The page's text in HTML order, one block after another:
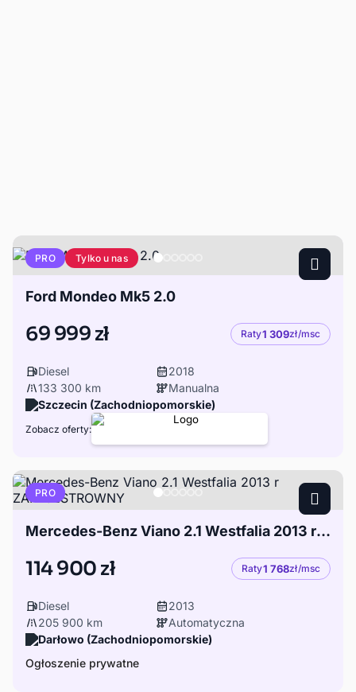
PRO Tylko u nas
Ford Mondeo Mk5 2.0
69 999 zł Raty1 309zł/msc
Diesel
2018
133 300 km
Manualna
Szczecin (Zachodniopomorskie)
Zobacz oferty:
PRO
Mercedes-Benz Viano 2.1 Westfalia 2013 r ZAREJESTROWNY
114 900 zł Raty1 768zł/msc
Diesel
2013
205 900 km
Automatyczna
Darłowo (Zachodniopomorskie)
Ogłoszenie prywatne